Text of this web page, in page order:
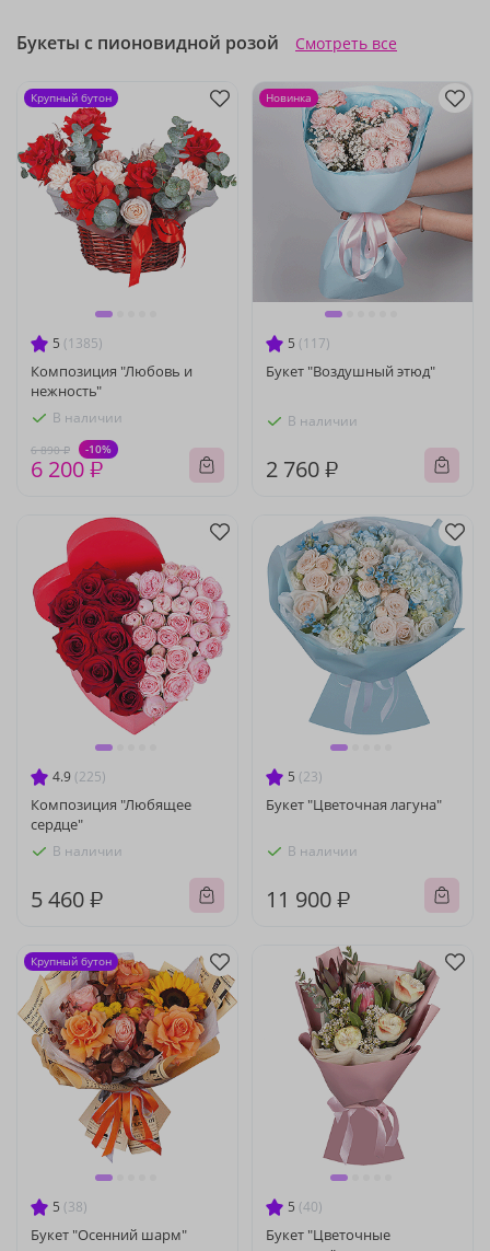
Букеты с пионовидной розой Смотреть все
5 (1385)
Композиция "Любовь и
нежность"
В наличии
6 890 ₽ -10%
6 200 ₽
Крупный бутон
5 (117)
Букет "Воздушный этюд"
В наличии
2 760 ₽
Новинка
4.9 (225)
Композиция "Любящее
сердце"
В наличии
5 460 ₽
5 (23)
Букет "Цветочная лагуна"
В наличии
11 900 ₽
5 (38)
Букет "Осенний шарм"
Крупный бутон
5 (40)
Букет "Цветочные